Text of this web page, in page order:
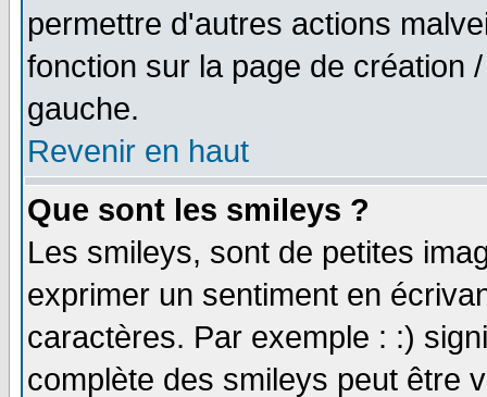
permettre d'autres actions
fonction sur la page de création
gauche.
Revenir en haut
Que sont les smileys ?
Les smileys, sont de petites
exprimer un sentiment en
caractères. Par exemple : :)
complète des smileys peut être